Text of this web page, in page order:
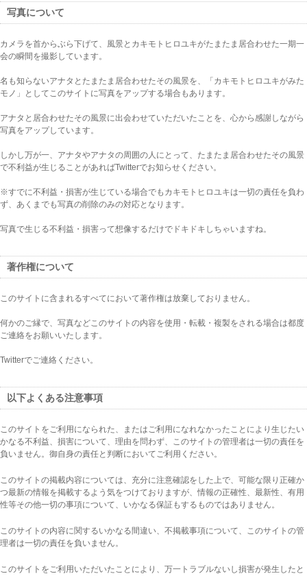
写真について
カメラを首からぶら下げて、風景とカキモトヒロユキがたまたま居合わせた一期一
会の瞬間を撮影しています。
名も知らないアナタとたまたま居合わせたその風景を、「カキモトヒロユキがみた
モノ」としてこのサイトに写真をアップする場合もあります。
アナタと居合わせたその風景に出会わせていただいたことを、心から感謝しながら
写真をアップしています。
しかし万が一、アナタやアナタの周囲の人にとって、たまたま居合わせたその風景
で不利益が生じることがあればTwitterでお知らせください。
※すでに不利益・損害が生じている場合でもカキモトヒロユキは一切の責任を負わ
ず、あくまでも写真の削除のみの対応となります。
写真で生じる不利益・損害って想像するだけでドキドキしちゃいますね。
著作権について
このサイトに含まれるすべてにおいて著作権は放棄しておりません。
何かのご縁で、写真などこのサイトの内容を使用・転載・複製をされる場合は都度
ご連絡をお願いいたします。
Twitterでご連絡ください。
以下よくある注意事項
このサイトをご利用になられた、またはご利用になれなかったことにより生じたい
かなる不利益、損害について、理由を問わず、このサイトの管理者は一切の責任を
負いません。御自身の責任と判断においてご利用ください。
このサイトの掲載内容については、充分に注意確認をした上で、可能な限り正確か
つ最新の情報を掲載するよう気をつけておりますが、情報の正確性、最新性、有用
性等その他一切の事項について、いかなる保証もするものではありません。
このサイトの内容に関するいかなる間違い、不掲載事項について、このサイトの管
理者は一切の責任を負いません。
このサイトをご利用いただいたことにより、万一トラブルないし損害が発生したと